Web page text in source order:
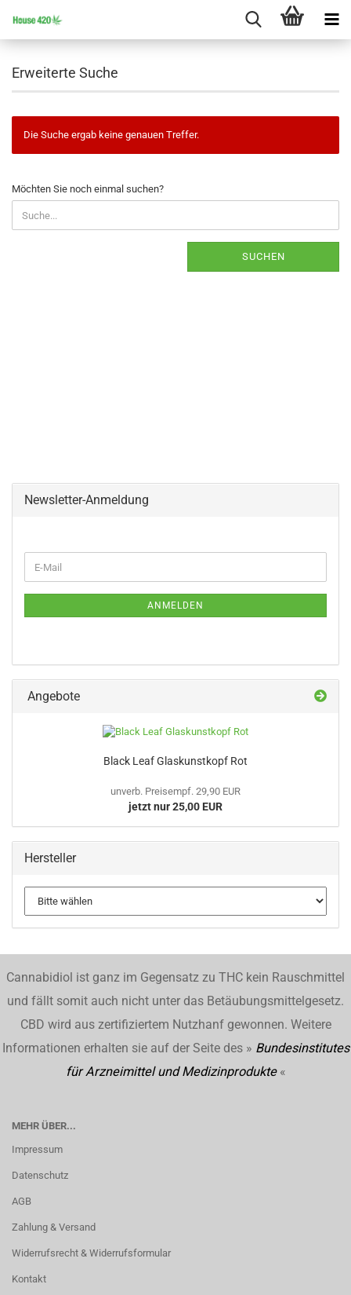
Erweiterte Suche
Die Suche ergab keine genauen Treffer.
MÖCHTEN
SIE
NOCH
EINMAL
Möchten Sie noch einmal suchen?
SUCHEN
Newsletter-Anmeldung
ZUR
E-
Mail
ANMELDEN
Angebote
Black Leaf Glaskunstkopf Rot
unverb. Preisempf. 29,90 EUR
jetzt nur 25,00 EUR
Hersteller
Cannabidiol ist ganz im Gegensatz zu THC kein Rauschmittel
und fällt somit auch nicht unter das Betäubungsmittelgesetz.
CBD wird aus zertifiziertem Nutzhanf gewonnen. Weitere
Informationen erhalten sie auf der Seite des » Bundesinstitutes
für Arzneimittel und Medizinprodukte«
MEHR ÜBER...
Impressum
Datenschutz
AGB
Zahlung & Versand
Widerrufsrecht & Widerrufsformular
Kontakt